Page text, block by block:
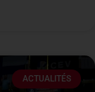
ACTUALITÉS